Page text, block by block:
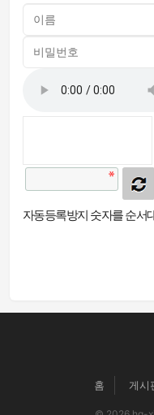
자동등록방지 숫자를 순서
홈 게시